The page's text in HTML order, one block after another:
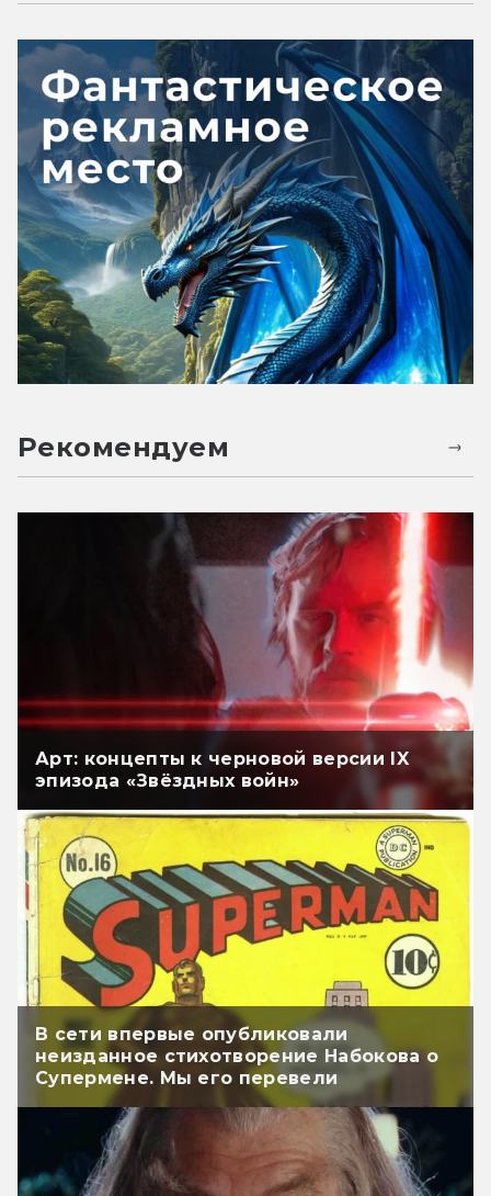
Рекомендуем
Арт: концепты к черновой версии IX
эпизода «Звёздных войн»
В сети впервые опубликовали
неизданное стихотворение Набокова о
Супермене. Мы его перевели